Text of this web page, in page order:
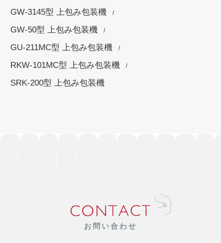
GW-3145型 上包み包装機
GW-50型 上包み包装機
GU-211MC型 上包み包装機
RKW-101MC型 上包み包装機
SRK-200型 上包み包装機
お問い合わせ